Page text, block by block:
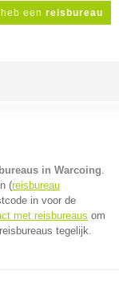
heb een reisbureau
in Warcoing.
(reisbureau
in voor de
met reisbureaus om
tegelijk.